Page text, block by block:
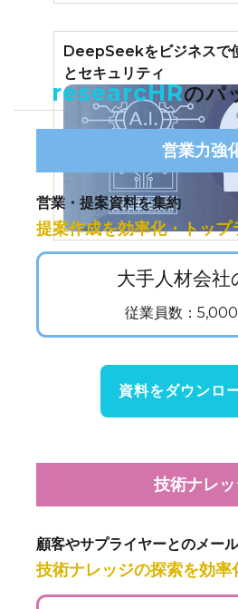
DeepSeekをビジネスで
とセキュリティ
researcHRのパ
営業力強
営業・提案資料を集約
提案作成を効率化・トップ
大手人材会社
従業員数：
資料をダウンロ
技術ナレ
顧客やサプライヤーとのメー
技術ナレッジの探索を効率